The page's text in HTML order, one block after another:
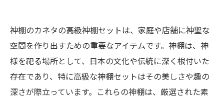
神棚のカネタの高級神棚セットは、家庭や店舗に神聖な
空間を作り出すための重要なアイテムです。神棚は、神
様を祀る場所として、日本の文化や伝統に深く根付いた
存在であり、特に高級な神棚セットはその美しさや趣の
深さが際立っています。これらの神棚は、厳選された素